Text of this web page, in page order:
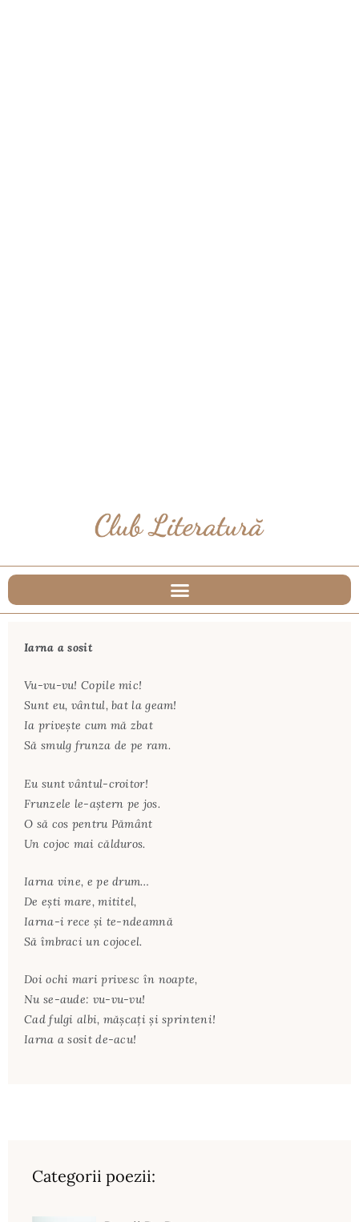
Iarna a sosit
Vu-vu-vu! Copile mic!
Sunt eu, vântul, bat la geam!
Ia priveşte cum mă zbat
Să smulg frunza de pe ram.
Eu sunt vântul-croitor!
Frunzele le-aştern pe jos.
O să cos pentru Pământ
Un cojoc mai călduros.
Iarna vine, e pe drum…
De eşti mare, mititel,
Iarna-i rece şi te-ndeamnă
Să îmbraci un cojocel.
Doi ochi mari privesc în noapte,
Nu se-aude: vu-vu-vu!
Cad fulgi albi, măşcaţi şi sprinteni!
Iarna a sosit de-acu!
Categorii poezii: